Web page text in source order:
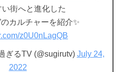
街へと進化した
のカルチャーを紹介✨
z0U0nLagQB
ぎるTV (@sugirutv) July 24,
2022